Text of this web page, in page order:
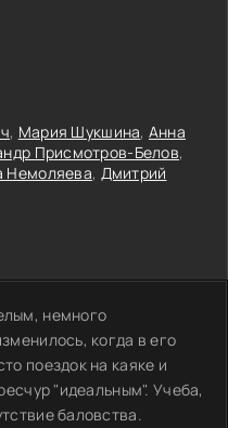
, Мария Шукшина, Анна
Присмотров-Белов,
Немоляева, Дмитрий
немного
когда в его
поездок на каяке и
"идеальным". Учеба,
баловства.